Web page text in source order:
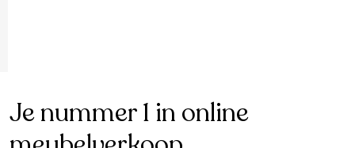
Je nummer 1 in online